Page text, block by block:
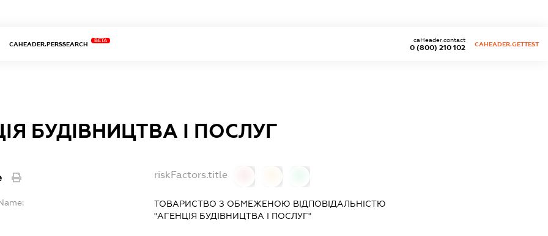
CAHEADER.PERSSEARCH
BETA
0 (800) 210 102
caHeader.contact
CAHEADER.GETTEST
БУДІВНИЦТВА І ПОСЛУГ
riskFactors.title
ТОВАРИСТВО З ОБМЕЖЕНОЮ ВІДПОВІДАЛЬНІСТЮ
"АГЕНЦІЯ БУДІВНИЦТВА І ПОСЛУГ"